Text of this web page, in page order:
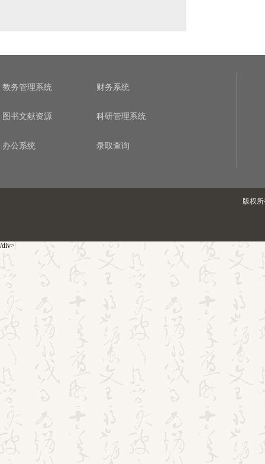
教务管理系统 财务系统
图书文献资源 科研管理系统
办公系统 录取查询
版权
/div>